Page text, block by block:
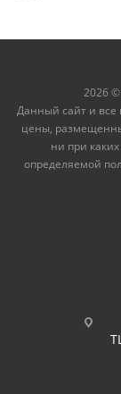
2026
Данный сайт и все
цены,
ни при
определяемой